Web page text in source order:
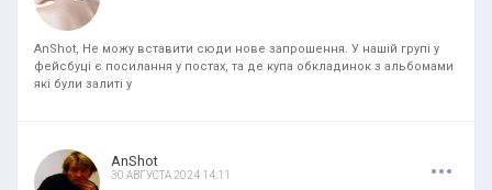
AnShot, Не можу вставити сюди нове запрошення. У нашій групі у
фейсбуці є посилання у постах, та де купа обкладинок з альбомами
які були залиті у
AnShot
30 АВГУСТА 2024 14:11 ...